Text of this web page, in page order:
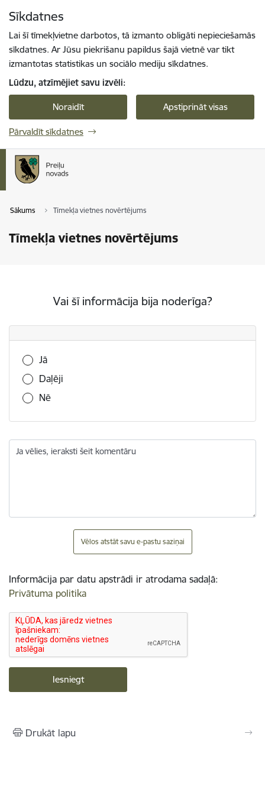
Sīkdatnes
Lai šī tīmekļvietne darbotos, tā izmanto obligāti nepieciešamās
sīkdatnes. Ar Jūsu piekrišanu papildus šajā vietnē var tikt
izmantotas statistikas un sociālo mediju sīkdatnes.
Lūdzu, atzīmējiet savu izvēli:
Noraidīt Apstiprināt visas
Pārvaldīt sīkdatnes
Sākums Tīmekļa vietnes novērtējums
Tīmekļa vietnes novērtējums
Vai šī informācija bija noderīga?
Vai šī informācija bija noderīga?
Jā
Daļēji
Nē
Ja vēlies, ieraksti šeit komentāru
Vēlos atstāt savu e-pastu saziņai
Informācija par datu apstrādi ir atrodama sadaļā:
Privātuma politika
Drukāt lapu